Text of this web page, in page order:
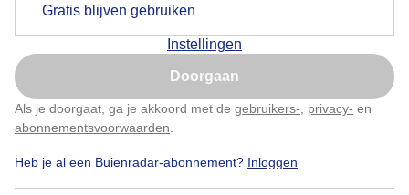
Gratis blijven gebruiken
Instellingen
Doorgaan
Als je doorgaat, ga je akkoord met de gebruikers- privacy- en
abonnementsvoorwaarden
Heb je al een Buienradar-abonnement? Inloggen
Door: Francien Tax Gemaakt: 05-12-2025, 22x bekeken
Mistig Grondvorst Winter
Nu niet, misschien later
Klik hierom dit aan te passen